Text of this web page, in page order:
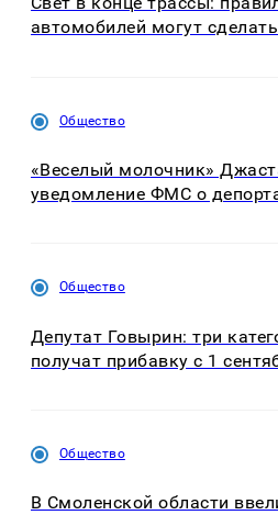
автомобилей могут
Общество
«Веселый молочник»
уведомление ФМС о
Общество
Депутат Говырин: три
получат прибавку с 1
Общество
В Смоленской области